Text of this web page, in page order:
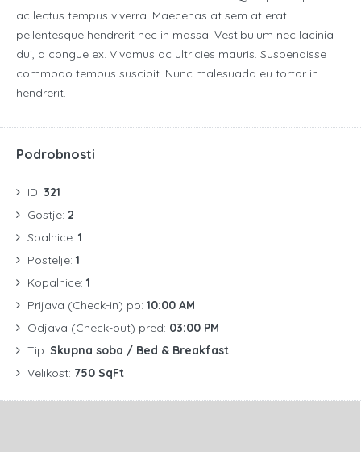
ac lectus tempus viverra. Maecenas at sem at erat
pellentesque hendrerit nec in massa. Vestibulum nec lacinia
dui, a congue ex. Vivamus ac ultricies mauris. Suspendisse
commodo tempus suscipit. Nunc malesuada eu tortor in
hendrerit.
Podrobnosti
ID: 321
Gostje: 2
Spalnice: 1
Postelje: 1
Kopalnice: 1
Prijava (Check-in) po: 10:00 AM
Odjava (Check-out) pred: 03:00 PM
Tip: Skupna soba / Bed & Breakfast
Velikost: 750 SqFt